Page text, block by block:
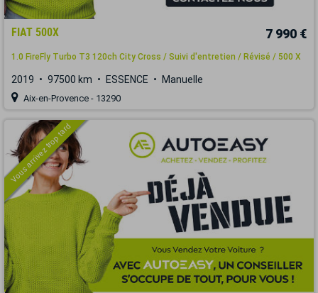
FIAT 500X 7 990 €
1.0 FireFly Turbo T3 120ch City Cross / Suivi d'entretien / Révisé / 500 X
2019 97500 km ESSENCE Manuelle
Aix-en-Provence - 13290
Vous arrivez trop tard